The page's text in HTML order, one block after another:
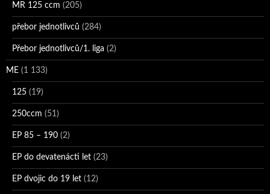
MR 125 ccm (205)
přebor jednotlivců (284)
Přebor jednotlivců/1. liga (2)
ME (1 133)
125 (19)
250ccm (51)
EP 85 – 190 (2)
EP do devatenácti let (23)
EP dvojic do 19 let (12)